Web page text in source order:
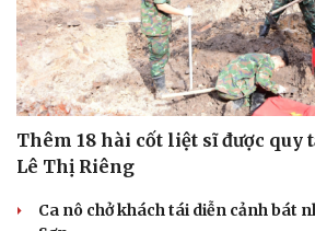
Tư vấn
Câu
Thêm 18 hài cốt liệt sĩ được quy
Lê Thị Riêng
Ca nô chở khách tái diễn cảnh bát